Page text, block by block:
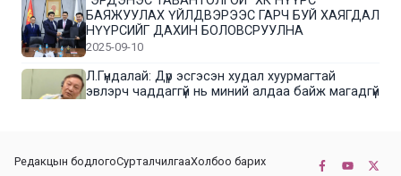
БАЯЖУУЛАХ ҮЙЛДВЭРЭЭС ГАРЧ БУЙ ХАЯГДАЛ
НҮҮРСИЙГ ДАХИН БОЛОВСРУУЛНА
2025-09-10
Л.Гүндалай: Дүр эсгэсэн худал хуурмагтай
эвлэрч чаддаггүй нь миний алдаа байж магадгүй
БАГИЙН ИРГЭДИЙН ТӨЛӨӨЛӨЛ НҮҮРС
Редакцын бодлогоСурталчилгааХолбоо барих